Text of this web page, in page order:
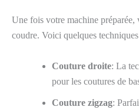
Une fois votre machine préparée,
coudre. Voici quelques techniques
Couture droite: La
pour les coutures de
Couture zigzag: